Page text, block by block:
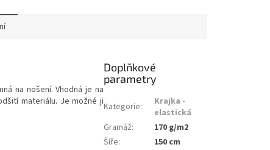
na nošení. Vhodná je na
materiálu. Je možné ji
Doplňkové
parametry
Kategorie:
Krajka -
elastická
Gramáž:
170 g/m2
Šíře:
150 cm